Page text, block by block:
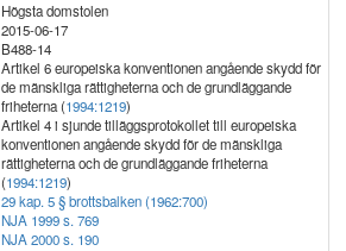
Högsta domstolen
2015-06-17
B488-14
Artikel 6 europeiska konventionen angående skydd för
de mänskliga rättigheterna och de grundläggande
friheterna (1994:1219)
Artikel 4 i sjunde tilläggsprotokollet till europeiska
konventionen angående skydd för de mänskliga
rättigheterna och de grundläggande friheterna
(1994:1219)
29 kap. 5 § brottsbalken (1962:700)
NJA 1999 s. 769
NJA 2000 s. 190